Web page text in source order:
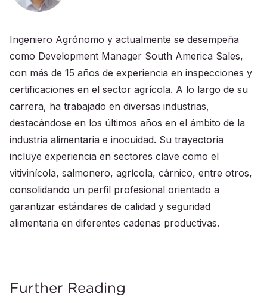
Ingeniero Agrónomo y actualmente se desempeña
como Development Manager South America Sales,
con más de 15 años de experiencia en inspecciones y
certificaciones en el sector agrícola. A lo largo de su
carrera, ha trabajado en diversas industrias,
destacándose en los últimos años en el ámbito de la
industria alimentaria e inocuidad. Su trayectoria
incluye experiencia en sectores clave como el
vitivinícola, salmonero, agrícola, cárnico, entre otros,
consolidando un perfil profesional orientado a
garantizar estándares de calidad y seguridad
alimentaria en diferentes cadenas productivas.
Further Reading